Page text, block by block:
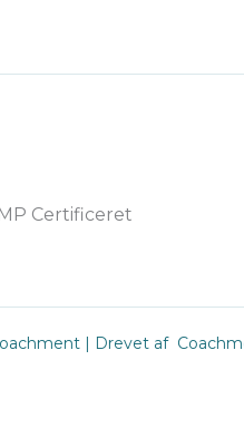
Certificeret
| Drevet af